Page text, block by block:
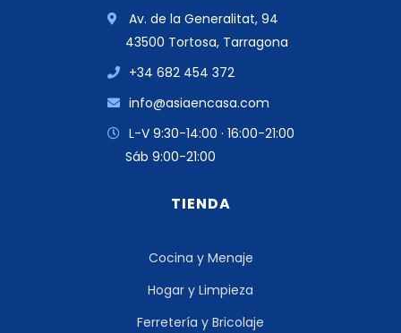
Av. de la Generalitat, 94
43500 Tortosa, Tarragona
+34 682 454 372
info@asiaencasa.com
L-V 9:30-14:00 · 16:00-21:00
Sáb 9:00-21:00
TIENDA
Cocina y Menaje
Hogar y Limpieza
Ferretería y Bricolaje